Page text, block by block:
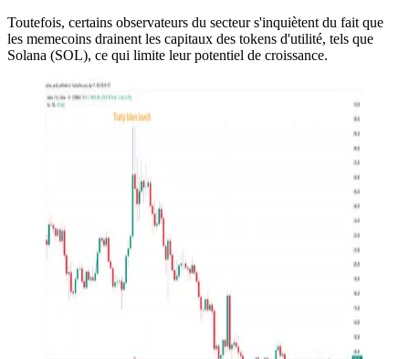
Toutefois, certains observateurs du secteur s'inquiètent du fait que
les memecoins drainent les capitaux des tokens d'utilité, tels que
Solana (SOL), ce qui limite leur potentiel de croissance.